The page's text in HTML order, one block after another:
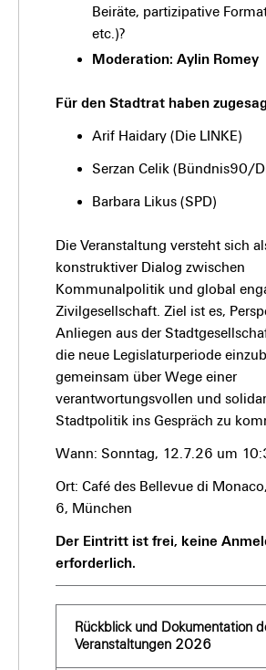
Beiräte, partizipative
etc.)?
Moderation: Aylin Romey
Für den Stadtrat haben
Arif Haidary (Die LINKE)
Serzan Celik (Bündnis90/
Barbara Likus (SPD)
Die Veranstaltung versteht sich
konstruktiver Dialog zwischen
Kommunalpolitik und global
Zivilgesellschaft. Ziel ist es,
Anliegen aus der
die neue Legislaturperiode
gemeinsam über Wege einer
verantwortungsvollen und
Stadtpolitik ins Gespräch zu
Wann: Sonntag, 12.7.26 um
Ort: Café des Bellevue di
6, München
Der Eintritt ist frei, keine
erforderlich.
Rückblick und Dokumentation
Veranstaltungen 2026